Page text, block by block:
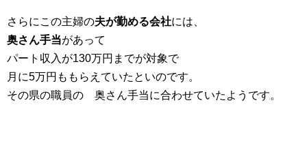
さらにこの主婦の夫が勤める会社には、
奥さん手当があって
パート収入が130万円までが対象で
月に5万円ももらえていたといのです。
その県の職員の 奥さん手当に合わせていたようです。